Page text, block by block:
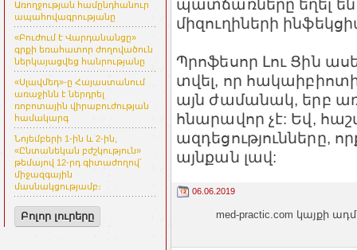
Առողջության համընդհանուր
ապահովագրությանը
«Բուժում է Վարդանանցը»
գրքի եռահատոր ժողովածուն
ներկայացվեց հանրությանը
«Սլավմեդ»-ը Հայաստանում
առաջինն է ներդրել
ռոբոտային վիրաբուժության
համակարգ
Նոյեմբերի 1-ին և 2-ին,
«Ընտանեկան բժշկություն»
թեմայով 12-րդ գիտաժողով՝
միջազգային
մասնակցությամբ։
Բոլոր լուրերը
պատճառները եղել
միզուղիների
Պրոֆեսոր Լու Ցին
տվել, որ
այն ժամանակ, երբ
հնարավոր չէ: Եվ,
ազդեցությունները,
այնքան լավ:
06.06.2019
med-practic.com կայքի